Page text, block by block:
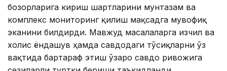
бозорларига кириш шартларини мунтазам ва
комплекс мониторинг қилиш мақсадга мувофиқ
эканини билдирди. Мавжуд масалаларга изчил ва
холис ёндашув ҳамда савдодаги тўсиқларни ўз
вақтида бартараф этиш ўзаро савдо ривожига